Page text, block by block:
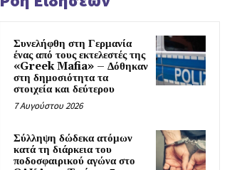
Συνελήφθη στη Γερμανία
ένας από τους εκτελεστές της
«Greek Mafia» – Δόθηκαν
στη δημοσιότητα τα
στοιχεία και δεύτερου
7 Αυγούστου 2026
Σύλληψη δώδεκα ατόμων
κατά τη διάρκεια του
ποδοσφαιρικού αγώνα στο